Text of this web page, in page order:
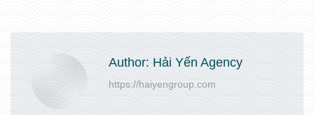
Author: Hải Yến Agency
https://haiyengroup.com